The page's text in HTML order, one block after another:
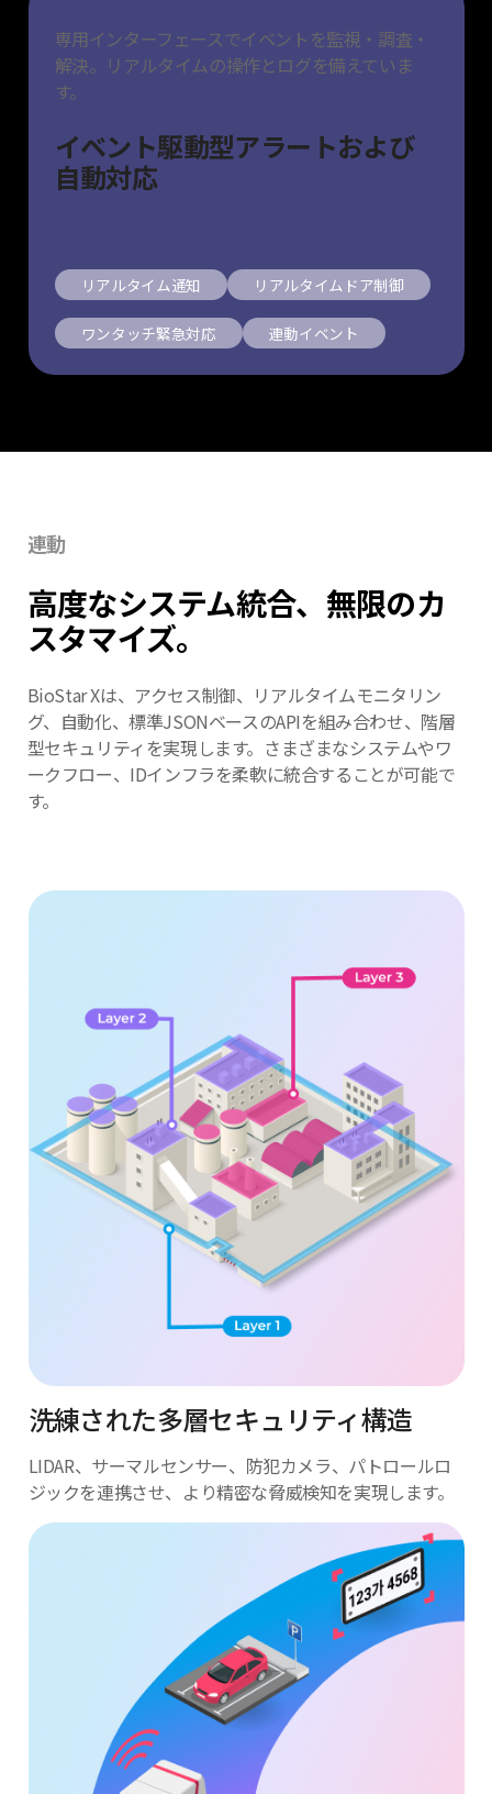
専用インターフェースでイベントを監視・調査・
解決。リアルタイムの操作とログを備えていま
す。
イベント駆動型アラートおよび
自動対応
リアルタイム通知 リアルタイムドア制御
ワンタッチ緊急対応 連動イベント
連動
高度なシステム統合、無限のカ
スタマイズ。
BioStar Xは、アクセス制御、リアルタイムモニタリン
グ、自動化、標準JSONベースのAPIを組み合わせ、階層
型セキュリティを実現します。さまざまなシステムやワ
ークフロー、 IDインフラを柔軟に統合することが可能で
す。
洗練された多層セキュリティ構造
LIDAR、サーマルセンサー、防犯カメラ、 パトロールロ
ジックを連携させ、より精密な脅威検知を実現します。